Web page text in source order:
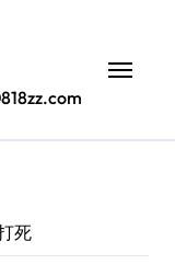
死